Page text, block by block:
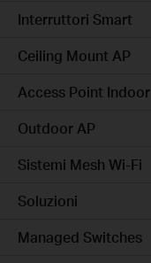
Interruttori Smart
Ceiling Mount AP
Access Point Indoor
Outdoor AP
Sistemi Mesh Wi-Fi
Soluzioni
Managed Switches